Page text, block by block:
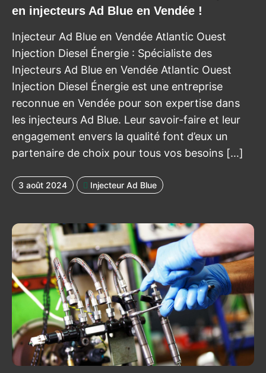
en injecteurs Ad Blue en Vendée !
Injecteur Ad Blue en Vendée Atlantic Ouest
Injection Diesel Énergie : Spécialiste des
Injecteurs Ad Blue en Vendée Atlantic Ouest
Injection Diesel Énergie est une entreprise
reconnue en Vendée pour son expertise dans
les injecteurs Ad Blue. Leur savoir-faire et leur
engagement envers la qualité font d’eux un
partenaire de choix pour tous vos besoins […]
3 août 2024 Injecteur Ad Blue